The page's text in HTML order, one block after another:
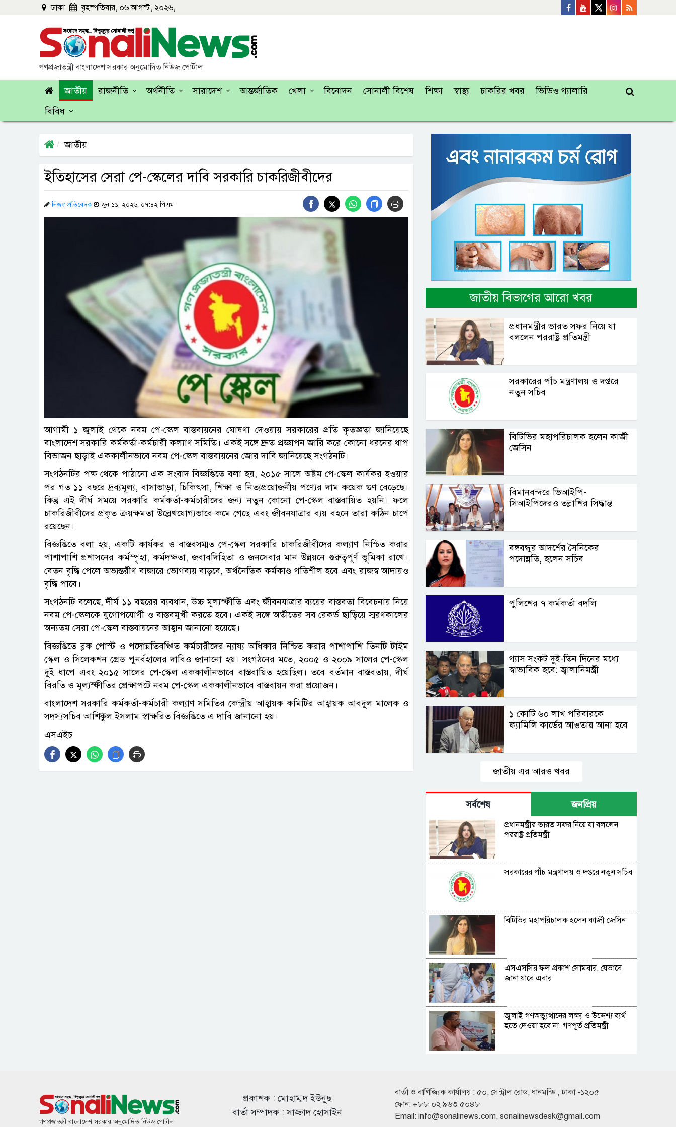
ঢাকা বৃহস্পতিবার, ০৬ আগস্ট, ২০২৬,
গণপ্রজাতন্ত্রী বাংলাদেশ সরকার অনুমোদিত নিউজ পোর্টাল
জাতীয় রাজনীতি অর্থনীতি সারাদেশ আন্তর্জাতিক খেলা বিনোদন সোনালী বিশেষ শিক্ষা স্বাস্থ্য চাকরির খবর
ভিডিও গ্যালারি
বিবিধ
জাতীয়
ইতিহাসের সেরা পে-স্কেলের দাবি সরকারি চাকরিজীবীদের
নিজস্ব প্রতিবেদক জুন ১১, ২০২৬, ০৭:৪২ পিএম
ফাইল ছবি
আগামী ১ জুলাই থেকে নবম পে-স্কেল বাস্তবায়নের ঘোষণা দেওয়ায় সরকারের প্রতি কৃতজ্ঞতা জানিয়েছে
বাংলাদেশ সরকারি কর্মকর্তা-কর্মচারী কল্যাণ সমিতি। একই সঙ্গে দ্রুত প্রজ্ঞাপন জারি করে কোনো ধরনের ধাপ
বিভাজন ছাড়াই এককালীনভাবে নবম পে-স্কেল বাস্তবায়নের জোর দাবি জানিয়েছে সংগঠনটি।
সংগঠনটির পক্ষ থেকে পাঠানো এক সংবাদ বিজ্ঞপ্তিতে বলা হয়, ২০১৫ সালে অষ্টম পে-স্কেল কার্যকর হওয়ার
পর গত ১১ বছরে দ্রব্যমূল্য, বাসাভাড়া, চিকিৎসা, শিক্ষা ও নিত্যপ্রয়োজনীয় পণ্যের দাম কয়েক গুণ বেড়েছে।
কিন্তু এই দীর্ঘ সময়ে সরকারি কর্মকর্তা-কর্মচারীদের জন্য নতুন কোনো পে-স্কেল বাস্তবায়িত হয়নি। ফলে
চাকরিজীবীদের প্রকৃত ক্রয়ক্ষমতা উল্লেখযোগ্যভাবে কমে গেছে এবং জীবনযাত্রার ব্যয় বহনে তারা কঠিন চাপে
রয়েছেন।
বিজ্ঞপ্তিতে বলা হয়, একটি কার্যকর ও বাস্তবসম্মত পে-স্কেল সরকারি চাকরিজীবীদের কল্যাণ নিশ্চিত করার
পাশাপাশি প্রশাসনের কর্মস্পৃহা, কর্মদক্ষতা, জবাবদিহিতা ও জনসেবার মান উন্নয়নে গুরুত্বপূর্ণ ভূমিকা রাখে।
বেতন বৃদ্ধি পেলে অভ্যন্তরীণ বাজারে ভোগব্যয় বাড়বে, অর্থনৈতিক কর্মকাণ্ড গতিশীল হবে এবং রাজস্ব আদায়ও
বৃদ্ধি পাবে।
সংগঠনটি বলেছে, দীর্ঘ ১১ বছরের ব্যবধান, উচ্চ মূল্যস্ফীতি এবং জীবনযাত্রার ব্যয়ের বাস্তবতা বিবেচনায় নিয়ে
নবম পে-স্কেলকে যুগোপযোগী ও বাস্তবমুখী করতে হবে। একই সঙ্গে অতীতের সব রেকর্ড ছাড়িয়ে স্মরণকালের
অন্যতম সেরা পে-স্কেল বাস্তবায়নের আহ্বান জানানো হয়েছে।
বিজ্ঞপ্তিতে ব্লক পোস্ট ও পদোন্নতিবঞ্চিত কর্মচারীদের ন্যায্য অধিকার নিশ্চিত করার পাশাপাশি তিনটি টাইম
স্কেল ও সিলেকশন গ্রেড পুনর্বহালের দাবিও জানানো হয়। সংগঠনের মতে, ২০০৫ ও ২০০৯ সালের পে-স্কেল
দুই ধাপে এবং ২০১৫ সালের পে-স্কেল এককালীনভাবে বাস্তবায়িত হয়েছিল। তবে বর্তমান বাস্তবতায়, দীর্ঘ
বিরতি ও মূল্যস্ফীতির প্রেক্ষাপটে নবম পে-স্কেল এককালীনভাবে বাস্তবায়ন করা প্রয়োজন।
বাংলাদেশ সরকারি কর্মকর্তা-কর্মচারী কল্যাণ সমিতির কেন্দ্রীয় আহ্বায়ক কমিটির আহ্বায়ক আবদুল মালেক ও
সদস্যসচিব আশিকুল ইসলাম স্বাক্ষরিত বিজ্ঞপ্তিতে এ দাবি জানানো হয়।
এসএইচ
জাতীয় বিভাগের আরো খবর
প্রধানমন্ত্রীর ভারত সফর নিয়ে যা
বললেন পররাষ্ট্র প্রতিমন্ত্রী
সরকারের পাঁচ মন্ত্রণালয় ও দপ্তরে
নতুন সচিব
বিটিভির মহাপরিচালক হলেন কাজী
জেসিন
বিমানবন্দরে ভিআইপি-
সিআইপিদেরও তল্লাশির সিদ্ধান্ত
বঙ্গবন্ধুর আদর্শের সৈনিকের
পদোন্নতি, হলেন সচিব
পুলিশের ৭ কর্মকর্তা বদলি
গ্যাস সংকট দুই-তিন দিনের মধ্যে
স্বাভাবিক হবে: জ্বালানিমন্ত্রী
১ কোটি ৬০ লাখ পরিবারকে
ফ্যামিলি কার্ডের আওতায় আনা হবে
জাতীয় এর আরও খবর
সর্বশেষ জনপ্রিয়
প্রধানমন্ত্রীর ভারত সফর নিয়ে যা বললেন
পররাষ্ট্র প্রতিমন্ত্রী
সরকারের পাঁচ মন্ত্রণালয় ও দপ্তরে নতুন সচিব
বিটিভির মহাপরিচালক হলেন কাজী জেসিন
এসএসসির ফল প্রকাশ সোমবার, যেভাবে
জানা যাবে এবার
জুলাই গণঅভ্যুত্থানের লক্ষ্য ও উদ্দেশ্য ব্যর্থ
হতে দেওয়া হবে না: গণপূর্ত প্রতিমন্ত্রী
রুশ পারমাণবিক আইসব্রেকারে উত্তর মেরু
অভিযানে বাংলাদেশী শিক্ষার্থী প্রত্যয়
গণপ্রজাতন্ত্রী বাংলাদেশ সরকার অনুমোদিত নিউজ পোর্টাল
প্রকাশক : মোহাম্মদ ইউনুছ
বার্তা সম্পাদক : সাজ্জাদ হোসাইন
বার্তা ও বাণিজ্যিক কার্যালয় : ৫০, সেন্ট্রাল রোড, ধানমন্ডি , ঢাকা -১২০৫
ফোন: +৮৮ ০২ ৯৬৩ ৫০৪৮
Email: info@sonalinews.com, sonalinewsdesk@gmail.com